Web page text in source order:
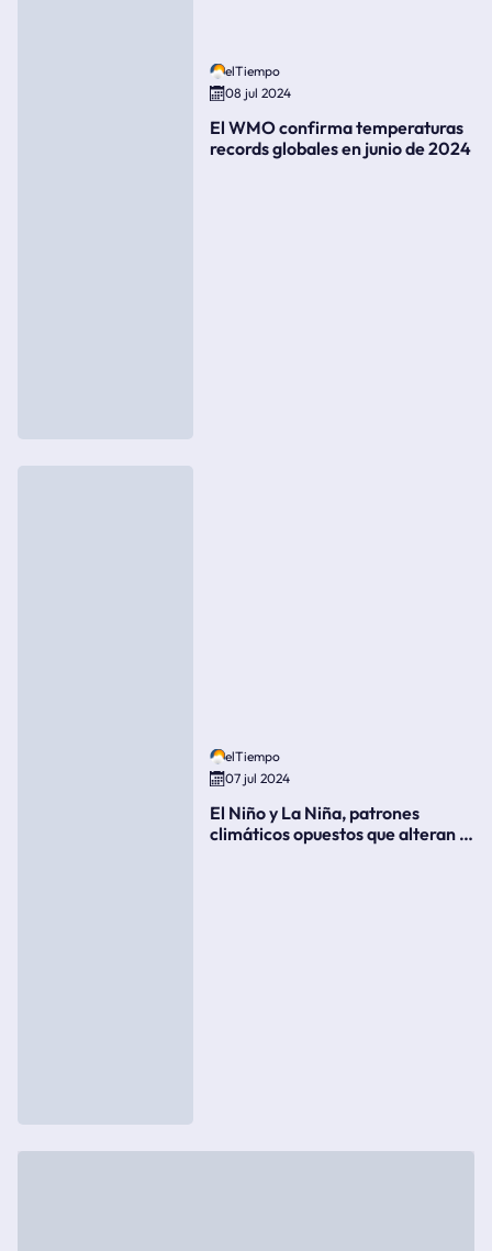
elTiempo
08 jul 2024
El WMO confirma temperaturas
records globales en junio de 2024
elTiempo
07 jul 2024
El Niño y La Niña, patrones
climáticos opuestos que alteran la